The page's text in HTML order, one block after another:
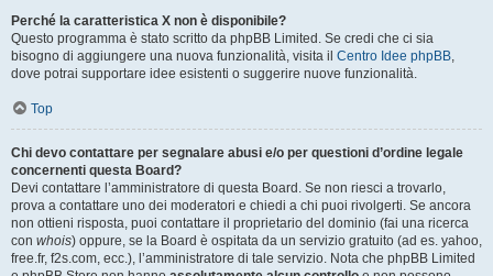
Perché la caratteristica X non è disponibile?
Questo programma è stato scritto da phpBB Limited. Se credi che ci sia
bisogno di aggiungere una nuova funzionalità, visita il Centro Idee phpBB,
dove potrai supportare idee esistenti o suggerire nuove funzionalità.
Top
Chi devo contattare per segnalare abusi e/o per questioni d’ordine legale
concernenti questa Board?
Devi contattare l’amministratore di questa Board. Se non riesci a trovarlo,
prova a contattare uno dei moderatori e chiedi a chi puoi rivolgerti. Se ancora
non ottieni risposta, puoi contattare il proprietario del dominio (fai una ricerca
con whois) oppure, se la Board è ospitata da un servizio gratuito (ad es. yahoo,
free.fr, f2s.com, ecc.), l’amministratore di tale servizio. Nota che phpBB Limited